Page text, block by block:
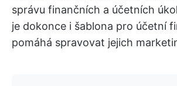
správu finančních a účetních
je dokonce i šablona pro účetní
pomáhá spravovat jejich